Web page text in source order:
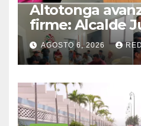
Altotonga
firme: Alcalde
Becerra
diálogo con
Malacatepec
AGOSTO 6, 2026